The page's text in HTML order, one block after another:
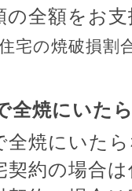
の全額をお
宅の焼破損割
全焼にいた
全焼にいた
契約の場合